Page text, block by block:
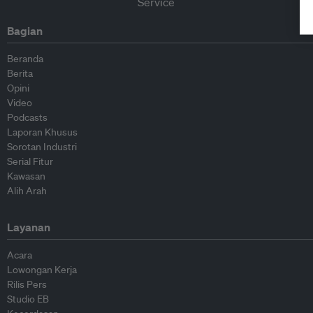
Bagian
Beranda
Berita
Opini
Video
Podcasts
Laporan Khusus
Sorotan Industri
Serial Fitur
Kawasan
Alih Arah
Layanan
Acara
Lowongan Kerja
Rilis Pers
Studio EB